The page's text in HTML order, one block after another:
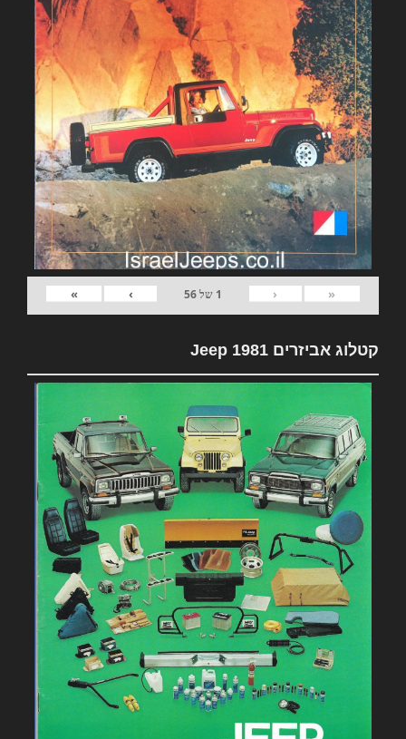
«
‹
1 של56
›
»
קטלוג אביזרים 1981 Jeep